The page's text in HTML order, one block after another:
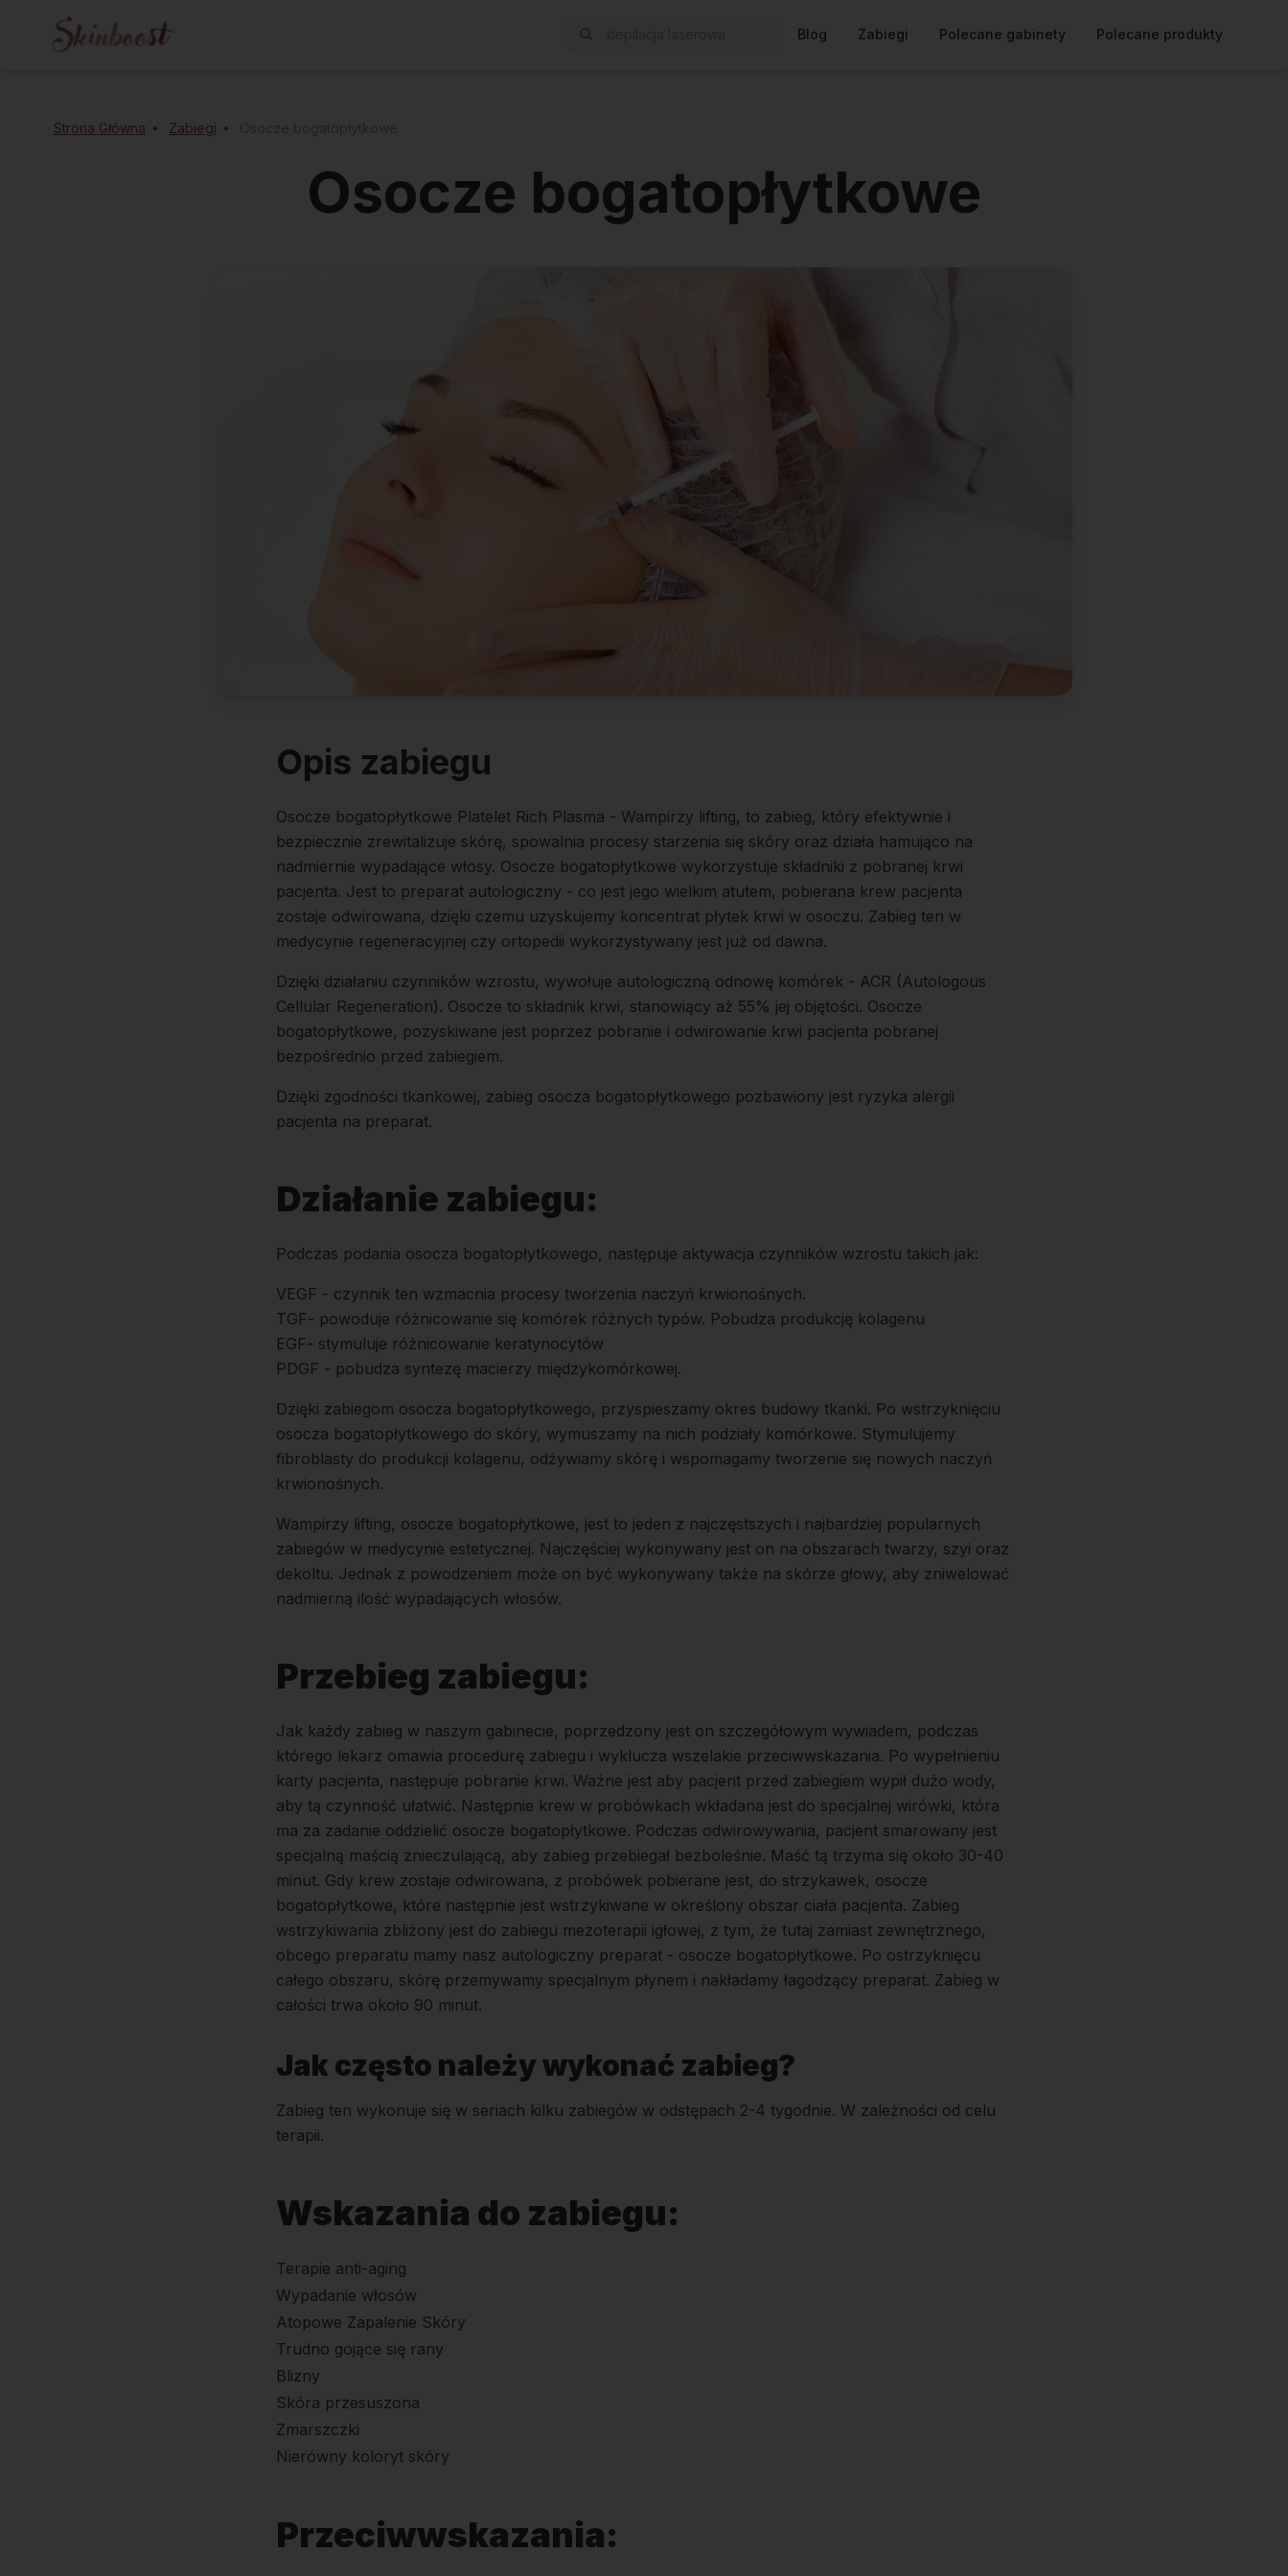
Blog Zabiegi Polecane gabinety Polecane produkty
Strona Główna Zabiegi
Osocze bogatopłytkowe
Opis zabiegu
Osocze bogatopłytkowe Platelet Rich Plasma - Wampirzy lifting, to zabieg, który efektywnie i
bezpiecznie zrewitalizuje skórę, spowalnia procesy starzenia się skóry oraz działa hamująco na
nadmiernie wypadające włosy. Osocze bogatopłytkowe wykorzystuje składniki z pobranej krwi
pacjenta. Jest to preparat autologiczny - co jest jego wielkim atutem, pobierana krew pacjenta
zostaje odwirowana, dzięki czemu uzyskujemy koncentrat płytek krwi w osoczu. Zabieg ten w
medycynie regeneracyjnej czy ortopedii wykorzystywany jest już od dawna.
Dzięki działaniu czynników wzrostu, wywołuje autologiczną odnowę komórek - ACR (Autologous
Cellular Regeneration). Osocze to składnik krwi, stanowiący aż 55% jej objętości. Osocze
bogatopłytkowe, pozyskiwane jest poprzez pobranie i odwirowanie krwi pacjenta pobranej
bezpośrednio przed zabiegiem.
Dzięki zgodności tkankowej, zabieg osocza bogatopłytkowego pozbawiony jest ryzyka alergii
pacjenta na preparat.
Działanie zabiegu:
Podczas podania osocza bogatopłytkowego, następuje aktywacja czynników wzrostu takich jak:
VEGF - czynnik ten wzmacnia procesy tworzenia naczyń krwionośnych.
TGF- powoduje różnicowanie się komórek różnych typów. Pobudza produkcję kolagenu
EGF- stymuluje różnicowanie keratynocytów
PDGF - pobudza syntezę macierzy międzykomórkowej.
Dzięki zabiegom osocza bogatopłytkowego, przyspieszamy okres budowy tkanki. Po wstrzyknięciu
osocza bogatopłytkowego do skóry, wymuszamy na nich podziały komórkowe. Stymulujemy
fibroblasty do produkcji kolagenu, odżywiamy skórę i wspomagamy tworzenie się nowych naczyń
krwionośnych.
Wampirzy lifting, osocze bogatopłytkowe, jest to jeden z najczęstszych i najbardziej popularnych
zabiegów w medycynie estetycznej. Najczęściej wykonywany jest on na obszarach twarzy, szyi oraz
dekoltu. Jednak z powodzeniem może on być wykonywany także na skórze głowy, aby zniwelować
nadmierną ilość wypadających włosów.
Przebieg zabiegu:
Jak każdy zabieg w naszym gabinecie, poprzedzony jest on szczegółowym wywiadem, podczas
którego lekarz omawia procedurę zabiegu i wyklucza wszelakie przeciwwskazania. Po wypełnieniu
karty pacjenta, następuje pobranie krwi. Ważne jest aby pacjent przed zabiegiem wypił dużo wody,
aby tą czynność ułatwić. Następnie krew w probówkach wkładana jest do specjalnej wirówki, która
ma za zadanie oddzielić osocze bogatopłytkowe. Podczas odwirowywania, pacjent smarowany jest
specjalną maścią znieczulającą, aby zabieg przebiegał bezboleśnie. Maść tą trzyma się około 30-40
minut. Gdy krew zostaje odwirowana, z probówek pobierane jest, do strzykawek, osocze
bogatopłytkowe, które następnie jest wstrzykiwane w określony obszar ciała pacjenta. Zabieg
wstrzykiwania zbliżony jest do zabiegu mezoterapii igłowej, z tym, że tutaj zamiast zewnętrznego,
obcego preparatu mamy nasz autologiczny preparat - osocze bogatopłytkowe. Po ostrzyknięcu
całego obszaru, skórę przemywamy specjalnym płynem i nakładamy łagodzący preparat. Zabieg w
całości trwa około 90 minut.
Jak często należy wykonać zabieg?
Zabieg ten wykonuje się w seriach kilku zabiegów w odstępach 2-4 tygodnie. W zależności od celu
terapii.
Wskazania do zabiegu:
Terapie anti-aging
Wypadanie włosów
Atopowe Zapalenie Skóry
Trudno gojące się rany
Blizny
Skóra przesuszona
Zmarszczki
Nierówny koloryt skóry
Przeciwwskazania: